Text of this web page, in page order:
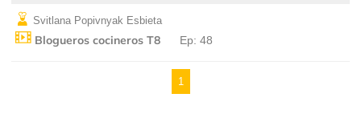
Svitlana Popivnyak Esbieta
Blogueros cocineros T8 Ep: 48
1